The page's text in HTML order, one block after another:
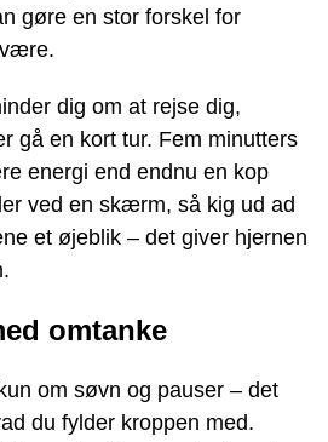
gøre en stor forskel for
dig om at rejse dig,
gå en kort tur. Fem minutters
energi end endnu en kop
ved en skærm, så kig ud ad
et øjeblik – det giver hjernen
omtanke
om søvn og pauser – det
du fylder kroppen med.